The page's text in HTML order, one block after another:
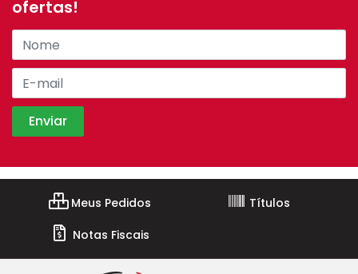
ofertas!
Meus Pedidos
Títulos
Notas Fiscais